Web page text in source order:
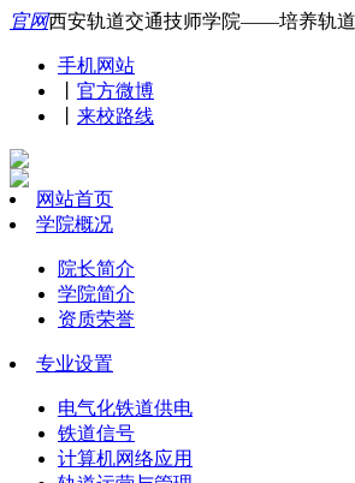
官网西安轨道交通技师学院——培养轨
手机网站
官方微博
来校路线
网站首页
学院概况
院长简介
学院简介
资质荣誉
专业设置
电气化铁道供电
铁道信号
计算机网络应用